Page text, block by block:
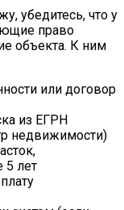
убедитесь, что у
право
объекта. К ним
или договор
из ЕГРН
недвижимости)
5 лет